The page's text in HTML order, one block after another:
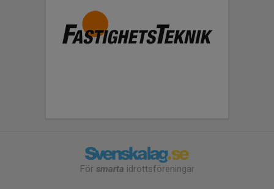
För smarta idrottsföreningar